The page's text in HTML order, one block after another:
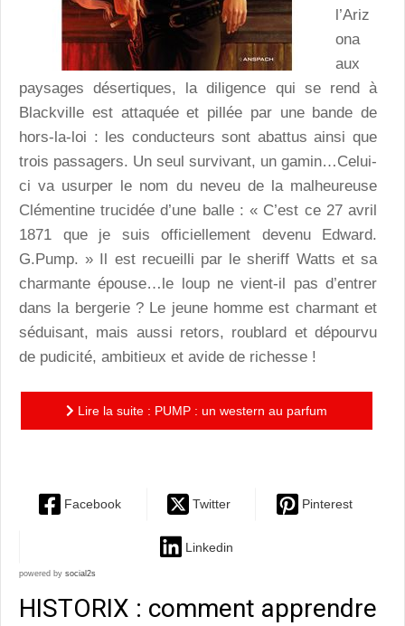
l’Ariz
ona
aux
paysages désertiques, la diligence qui se rend à
Blackville est attaquée et pillée par une bande de
hors-la-loi : les conducteurs sont abattus ainsi que
trois passagers. Un seul survivant, un gamin…Celui-
ci va usurper le nom du neveu de la malheureuse
Clémentine trucidée d’une balle : « C’est ce 27 avril
1871 que je suis officiellement devenu Edward.
G.Pump. » Il est recueilli par le sheriff Watts et sa
charmante épouse…le loup ne vient-il pas d’entrer
dans la bergerie ? Le jeune homme est charmant et
séduisant, mais aussi retors, roublard et dépourvu
de pudicité, ambitieux et avide de richesse !
Lire la suite : PUMP : un western au parfum
Facebook Twitter Pinterest
Linkedin
powered by social2s
HISTORIX : comment apprendre